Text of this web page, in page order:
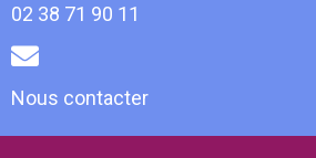
02 38 71 90 11
Nous contacter